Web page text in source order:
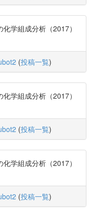
学組成分析（2017）
(投稿一覧)
学組成分析（2017）
(投稿一覧)
学組成分析（2017）
(投稿一覧)